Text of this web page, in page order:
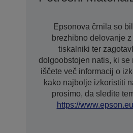
Epsonova črnila so
brezhibno delovanje
tiskalniki ter
dolgoobstojen natis, ki se
iščete več informacij o
kako najbolje izkoristiti
prosimo, da sledite
https://